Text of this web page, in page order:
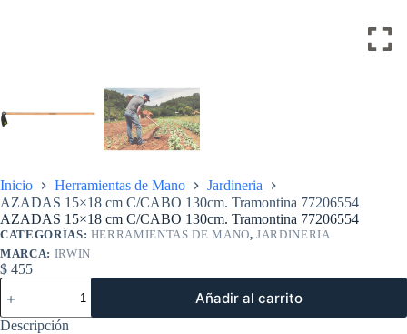
Inicio Herramientas de Mano
Jardineria
AZADAS 15×18 cm C/CABO 130cm. Tramontina 77206554
AZADAS 15×18 cm C/CABO 130cm. Tramontina 77206554
CATEGORÍAS: HERRAMIENTAS DE MANO,JARDINERIA
MARCA: IRWIN
$ 455
AZADAS
15x18
cm
C/CABO
Añadir al carrito
Descripción